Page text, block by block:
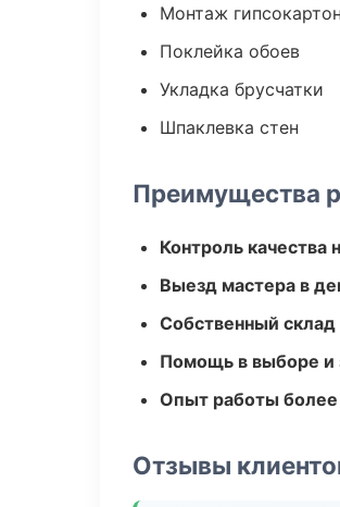
Монтаж
Поклейка обоев
Укладка брусчатки
Шпаклевка стен
Преимущества
Контроль качества
Выезд мастера в
Собственный
Помощь в выборе и
Опыт работы более
Отзывы